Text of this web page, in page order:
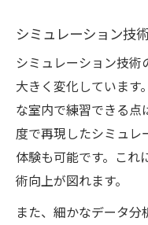
シミュレーション技
シミュレーション技
大きく変化しています
な室内で練習できる
度で再現したシミュレ
体験も可能です。これ
術向上が図れます。
また、細かなデータ